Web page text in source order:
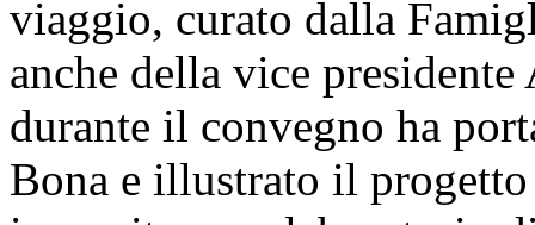
viaggio, curato dalla
anche della vice
durante il convegno ha
Bona e illustrato il progetto